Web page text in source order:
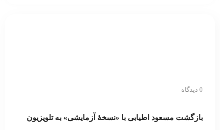
0 دیدگاه
بازگشت مسعود اطیابی با «نسخهٔ آزمایشی» به تلویزیون